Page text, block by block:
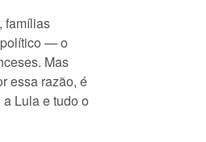
famílias
político — o
Mas
essa razão, é
Lula e tudo o